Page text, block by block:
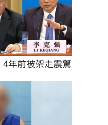
年前被架走震驚